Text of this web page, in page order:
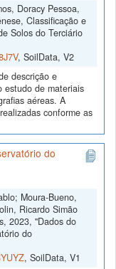
Doracy Pessoa,
Classificação e
Solos do Terciário
, SoilData, V2
descrição e
estudo de materiais
aéreas. A
conforme as
do
Moura-Bueno,
Ricardo Simão
2023, "Dados do
do
, SoilData, V1